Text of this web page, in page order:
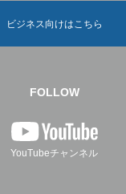
ビジネス向けはこちら
FOLLOW
YouTubeチャンネル